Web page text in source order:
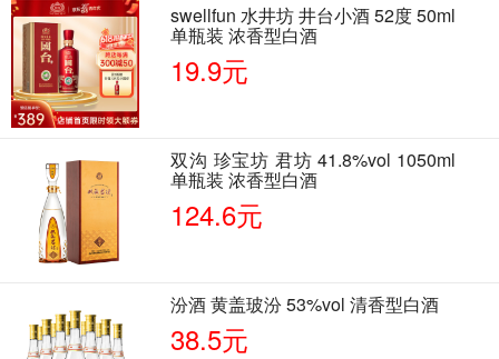
swellfun 水井坊 井台小酒 52度 50ml
单瓶装 浓香型白酒
19.9元
双沟 珍宝坊 君坊 41.8%vol 1050ml
单瓶装 浓香型白酒
124.6元
汾酒 黄盖玻汾 53%vol 清香型白酒
38.5元